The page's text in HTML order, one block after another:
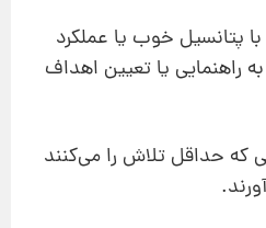
پتانسیل خوب یا عملکرد
راهنمایی یا تعیین اهداف
که حداقل تلاش را می‌کنند